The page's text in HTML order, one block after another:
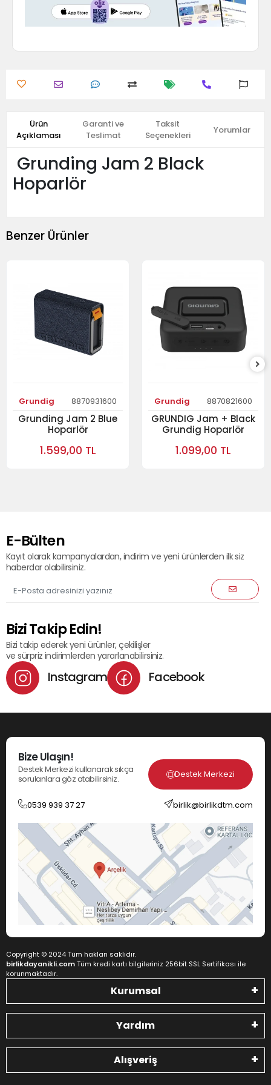
Ürün
Açıklaması
Garanti ve
Teslimat
Taksit
Seçenekleri
Yorumlar
Grunding Jam 2 Black
Hoparlör
Benzer Ürünler
Grundig 8870931600
Grunding Jam 2 Blue
Hoparlör
1.599,00 TL
Grundig 8870821600
GRUNDIG Jam + Black
Grundig Hoparlör
1.099,00 TL
E-Bülten
Kayıt olarak kampanyalardan, indirim ve yeni ürünlerden ilk siz
haberdar olabilirsiniz.
Bizi Takip Edin!
Bizi takip ederek yeni ürünler, çekilişler
ve sürpriz indirimlerden yararlanabilirsiniz.
Instagram Facebook
Bize Ulaşın!
Destek Merkezi kullanarak sıkça
sorulanlara göz atabilirsiniz.
Destek Merkezi
0539 939 37 27 birlik@birlikdtm.com
Copyright © 2024 Tüm hakları saklıdır.
birlikdayanikli.comTüm kredi kartı bilgileriniz 256bit SSL Sertifikası ile
korunmaktadır.
Kurumsal
Yardım
Alışveriş